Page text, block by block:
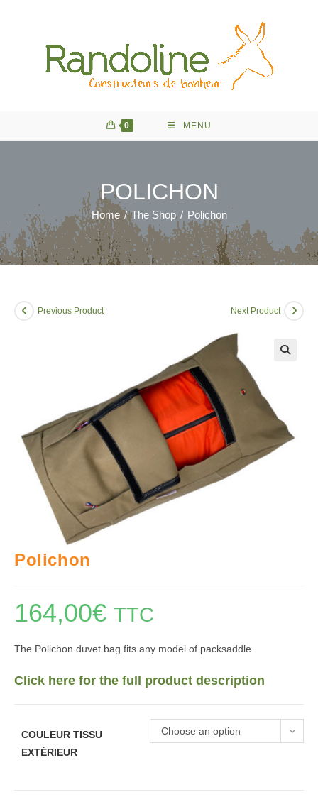
0 MENU
POLICHON
Home / The Shop / Polichon
Previous Product Next Product
Polichon
164,00€ TTC
The Polichon duvet bag fits any model of packsaddle
Click here for the full product description
COULEUR TISSU
EXTÉRIEUR
Choose an option